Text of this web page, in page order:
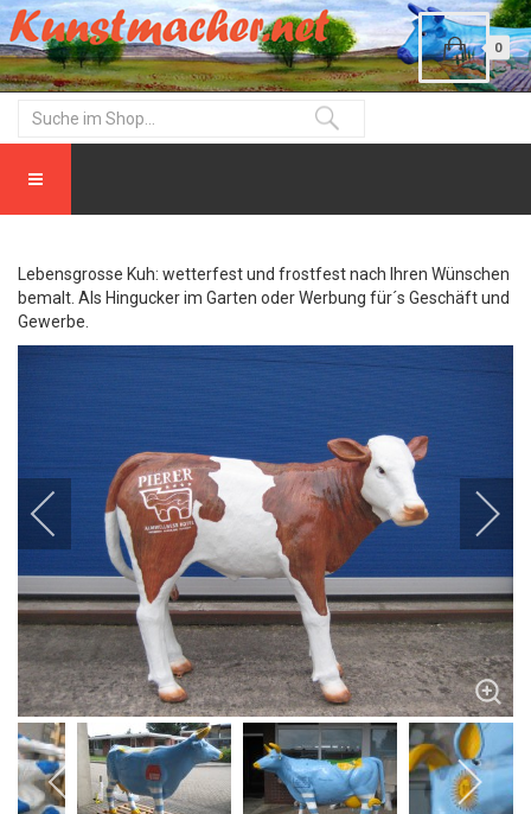
0
Lebensgrosse Kuh: wetterfest und frostfest nach Ihren Wünschen
bemalt. Als Hingucker im Garten oder Werbung für´s Geschäft und
Gewerbe.